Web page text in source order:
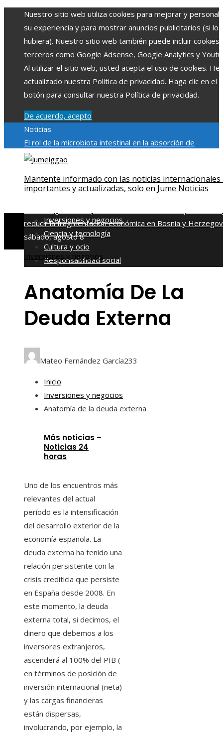
Nuestro sitio web utiliza cookies para mejorar y
su experiencia y para mostrar anuncios publicitarios (si los
hubiera). Nuestro sitio web también puede incluir cookies
terceros como Google Adsense, Google Analytics y
Al utilizar el sitio web, usted acepta el uso de cookies.
actualizado nuestra Política de privacidad. Haga clic en el
botón para consultar nuestra Política de privacidad.
De acuerdo, acepto
Noticias
El rol de la microbiota intestinal en la absorción de
nutrientesReformas regulatorias derivadas de desastres
Patrimonio de la Humanidad y su importanciaImpacto
económico y social de la estacionalidad turística en
reducir la fragmentación económica en Bosnia y
sábado, agosto 8
Mantente informado con las noticias internacionales
importantes y actualizadas, solo en Jume Noticias
Inversiones y negocios
Ciencia y tecnología
Cultura y ocio
Responsabilidad social
Inversiones y negocios
Anatomía De La
Deuda Externa
Mateo Fernández García233
Inicio
Inversiones y negocios
Anatomía de la deuda externa
Más noticias –
Noticias 24
horas
Uno de los encuentros más
relevantes del actual
período es la intensificación
del desarrollo exterior de la
economía española. La
deuda externa ha tenido una
relación persistente con la
crisis crediticia que persiste
en España desde 2008. En
este momento, la deuda
externa total, si decimos, el
dinero que debemos a los
inversores extranjeros,
ascenderá al 100% del PIB (
en términos de posición de
inversión internacional (neta)
y las cargas financieras
están dispersas,
involucrando, por ejemplo, la